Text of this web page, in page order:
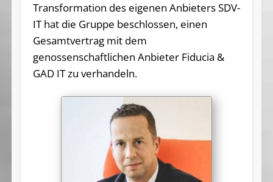
Transformation des eigenen Anbieters SDV-
IT hat die Gruppe beschlossen, einen
Gesamtvertrag mit dem
genossenschaftlichen Anbieter Fiducia &
GAD IT zu verhandeln.